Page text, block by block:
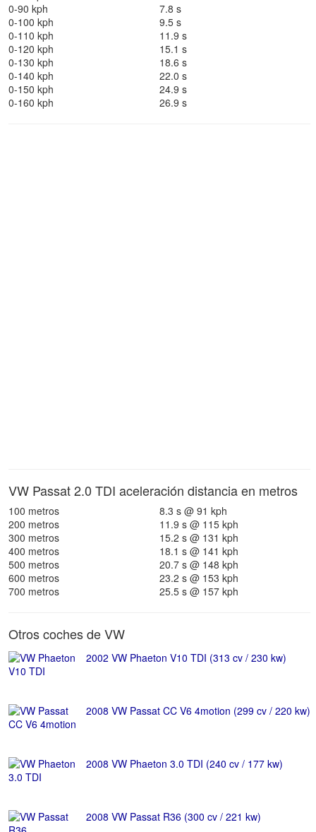
0-90 kph
7.8 s
0-100 kph
9.5 s
0-110 kph
11.9 s
0-120 kph
15.1 s
0-130 kph
18.6 s
0-140 kph
22.0 s
0-150 kph
24.9 s
0-160 kph
26.9 s
VW Passat 2.0 TDI aceleración distancia en metros
100 metros
8.3 s @ 91 kph
200 metros
11.9 s @ 115 kph
300 metros
15.2 s @ 131 kph
400 metros
18.1 s @ 141 kph
500 metros
20.7 s @ 148 kph
600 metros
23.2 s @ 153 kph
700 metros
25.5 s @ 157 kph
Otros coches de VW
2002 VW Phaeton V10 TDI (313 cv / 230 kw)
2008 VW Passat CC V6 4motion (299 cv / 220 kw)
2008 VW Phaeton 3.0 TDI (240 cv / 177 kw)
2008 VW Passat R36 (300 cv / 221 kw)